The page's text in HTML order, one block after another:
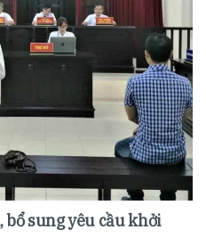
bổ sung yêu cầu khởi